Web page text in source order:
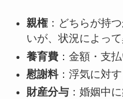
親権：どちらが持
いが、状況によって
養育費：金額・支
慰謝料：浮気に対
財産分与：婚姻中